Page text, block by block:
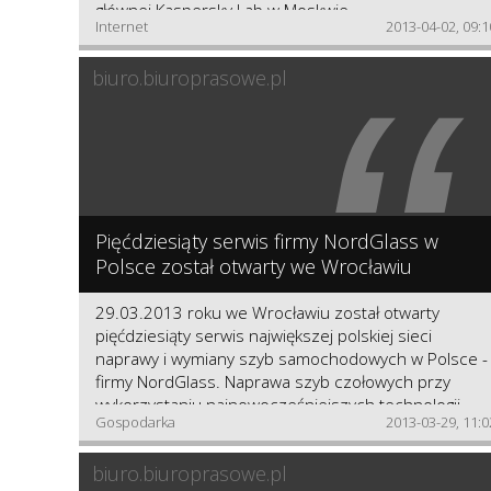
głównej Kaspersky Lab w Moskwie.
Internet 2013-04-02,
biuro.biuroprasowe.pl “
Pięćdziesiąty serwis firmy NordGlass w
Polsce został otwarty we Wrocławiu
29.03.2013 roku we Wrocławiu został otwarty
pięćdziesiąty serwis największej polskiej sieci
naprawy i wymiany szyb samochodowych w Polsce -
firmy NordGlass. Naprawa szyb czołowych przy
wykorzystaniu najnowocześniejszych technologii
oraz wymiana szyb do samochodów osobowych,
dostawczych i pojazdów specjalnych to tylko
usługi dostępne w nowo otwartym punkcie firmy
Gospodarka 2013-03-29,
biuro.biuroprasowe.pl